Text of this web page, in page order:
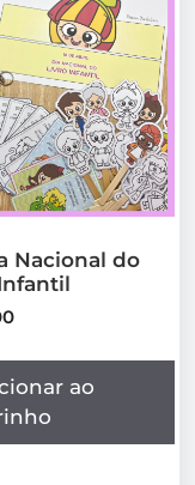
Nacional do
ao